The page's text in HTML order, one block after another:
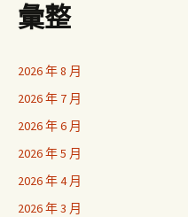
彙整
2026 年 8 月
2026 年 7 月
2026 年 6 月
2026 年 5 月
2026 年 4 月
2026 年 3 月